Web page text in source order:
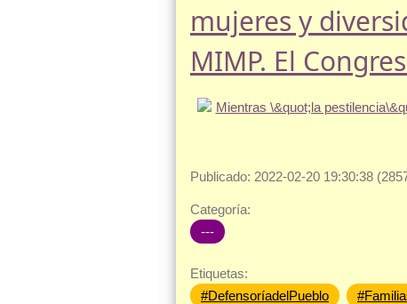
mujeres y
MIMP. El
Publicado: 2022-02-20 19:30:38
Categoría:
---
Etiquetas:
#DefensoríadelPueblo